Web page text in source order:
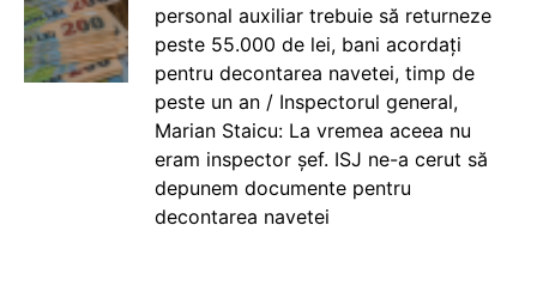
personal auxiliar trebuie să returneze
peste 55.000 de lei, bani acordați
pentru decontarea navetei, timp de
peste un an / Inspectorul general,
Marian Staicu: La vremea aceea nu
eram inspector șef. ISJ ne-a cerut să
depunem documente pentru
decontarea navetei